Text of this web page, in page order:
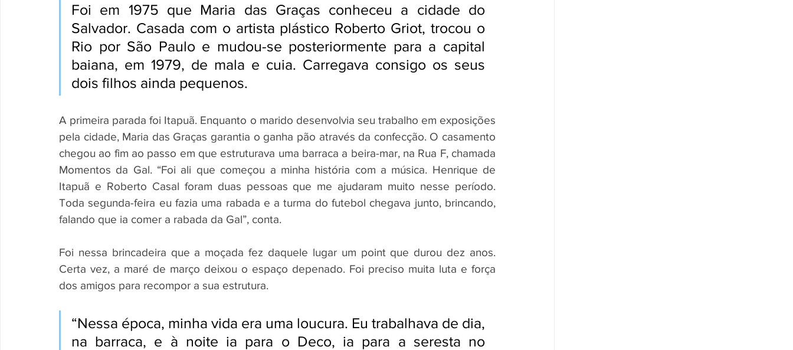
Foi em 1975 que Maria das Graças conheceu a cidade do
Salvador. Casada com o artista plástico Roberto Griot, trocou o
Rio por São Paulo e mudou-se posteriormente para a capital
baiana, em 1979, de mala e cuia. Carregava consigo os seus
dois filhos ainda pequenos.
A primeira parada foi Itapuã. Enquanto o marido desenvolvia seu trabalho em exposições
pela cidade, Maria das Graças garantia o ganha pão através da confecção. O casamento
chegou ao fim ao passo em que estruturava uma barraca a beira-mar, na Rua F, chamada
Momentos da Gal. “Foi ali que começou a minha história com a música. Henrique de
Itapuã e Roberto Casal foram duas pessoas que me ajudaram muito nesse período.
Toda segunda-feira eu fazia uma rabada e a turma do futebol chegava junto, brincando,
falando que ia comer a rabada da Gal”, conta.
Foi nessa brincadeira que a moçada fez daquele lugar um point que durou dez anos.
Certa vez, a maré de março deixou o espaço depenado. Foi preciso muita luta e força
dos amigos para recompor a sua estrutura.
“Nessa época, minha vida era uma loucura. Eu trabalhava de dia,
na barraca, e à noite ia para o Deco, ia para a seresta no